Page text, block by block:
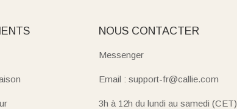
NOUS CONTACTER
Messenger
Email : support-fr@callie.com
3h à 12h du lundi au samedi (CET)